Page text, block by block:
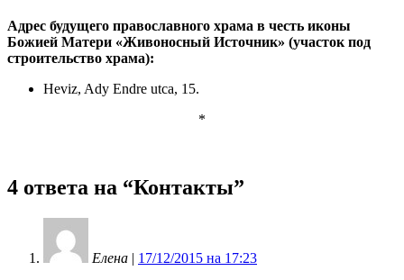
Адрес будущего православного храма в честь иконы
Божией Матери «Живоносный Источник» (участок под
строительство храма):
Heviz, Ady Endre utca, 15.
*
4 ответа на “Контакты”
Елена | 17/12/2015 на 17:23